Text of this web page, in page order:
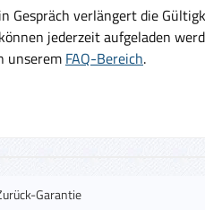
Gespräch verlängert die
jederzeit aufgeladen
unserem FAQ-Bereich.
Garantie